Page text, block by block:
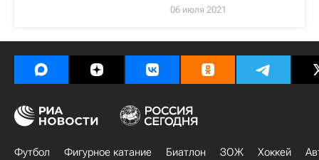
06 июля 2021
Футбол Фигурное катание Биатлон ЗОЖ Хоккей